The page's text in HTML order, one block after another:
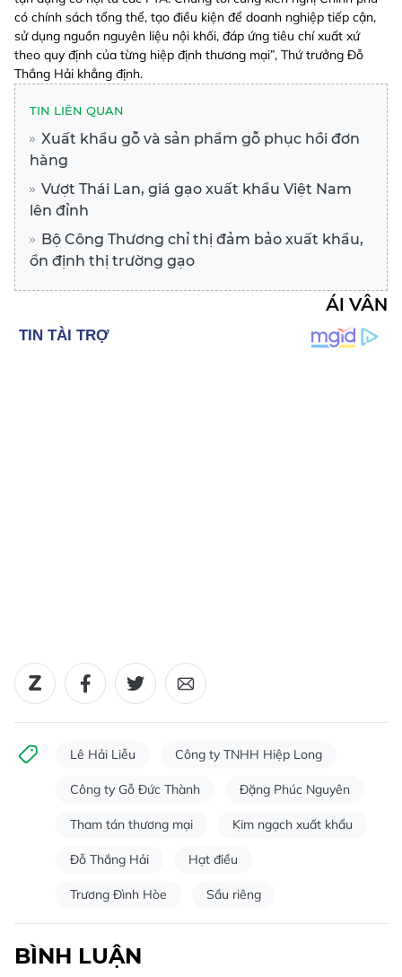
có chính sách tổng thể, tạo điều kiện để doanh nghiệp tiếp cận,
sử dụng nguồn nguyên liệu nội khối, đáp ứng tiêu chí xuất xứ
theo quy định của từng hiệp định thương mại”, Thứ trưởng Đỗ
Thắng Hải khẳng định.
TIN LIÊN QUAN
Xuất khẩu gỗ và sản phẩm gỗ phục hồi đơn
hàng
Vượt Thái Lan, giá gạo xuất khẩu Việt Nam
lên đỉnh
Bộ Công Thương chỉ thị đảm bảo xuất khẩu,
ổn định thị trường gạo
ÁI VÂN
Lê Hải Liễu Công ty TNHH Hiệp Long
Công ty Gỗ Đức Thành Đặng Phúc Nguyên
Tham tán thương mại Kim ngạch xuất khẩu
Đỗ Thắng Hải Hạt điều
Trương Đình Hòe Sầu riêng
BÌNH LUẬN